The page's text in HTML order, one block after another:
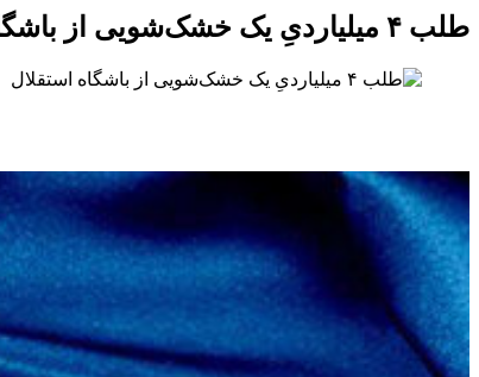
طلب ۴ میلیاردیِ یک خشک‌شویی از باشگاه استقلال